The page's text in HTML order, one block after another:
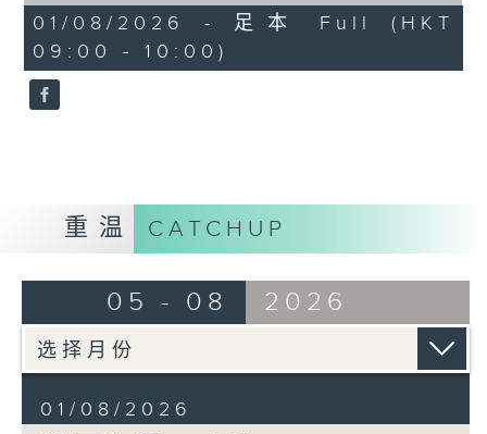
48
minutes,
53
seconds
01/08/2026 - 足本 Full (HKT
09:00 - 10:00)
重温 CATCHUP
05 - 08 2026
01/08/2026